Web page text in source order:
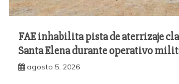
FAE inhabilita pista de aterrizaje
Santa Elena durante operativo
agosto 5, 2026